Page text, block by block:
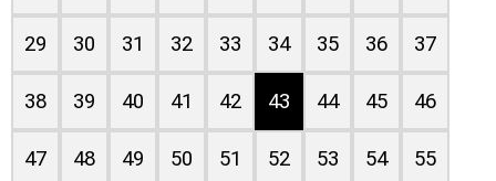
29 30 31 32 33 34 35 36 37
38 39 40 41 42 43 44 45 46
47 48 49 50 51 52 53 54 55